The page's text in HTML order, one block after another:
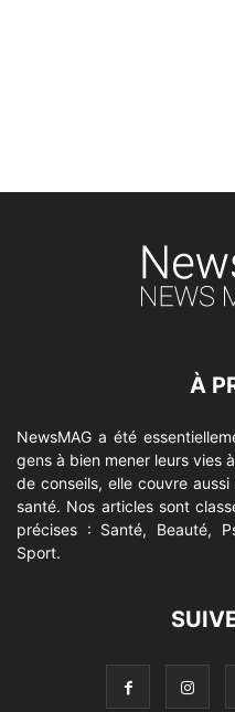
À
NewsMAG a été
gens à bien mener leurs vies
de conseils, elle couvre
santé. Nos articles sont
précises : Santé, Beauté,
Sport.